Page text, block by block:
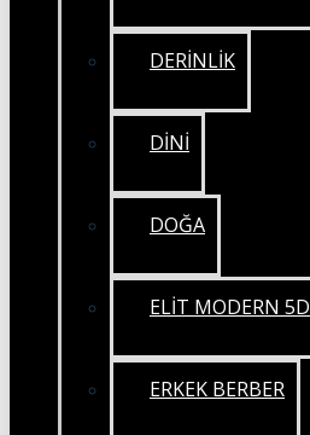
DERİNLİK
DİNİ
DOĞA
ELİT MODERN 5D
ERKEK BERBER